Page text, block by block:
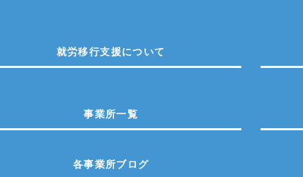
就労移行支援について
事業所一覧
各事業所ブログ